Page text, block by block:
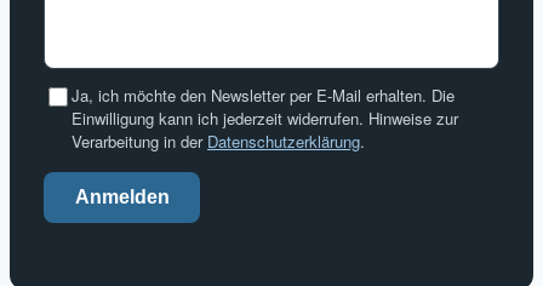
Ja, ich möchte den Newsletter per E-Mail erhalten. Die
Einwilligung kann ich jederzeit widerrufen. Hinweise zur
Verarbeitung in der Datenschutzerklärung.
Anmelden